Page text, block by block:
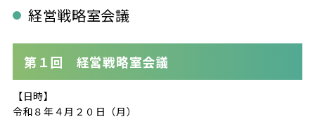
経営戦略室会議
第１回 経営戦略室会議
【日時】
令和８年４月２０日（月）